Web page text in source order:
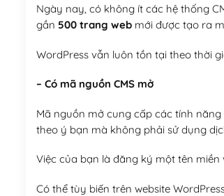
Ngày nay, có không ít các hệ thống
gần 500 trang webmới được tạo ra
WordPress vẫn luôn tồn tại theo thời
– Có mã nguồn CMS mở
Mã nguồn mở cung cấp các tính
theo ý bạn mà không phải sử dụng
Việc của bạn là đăng ký một tên miền
Có thể tùy biến trên website